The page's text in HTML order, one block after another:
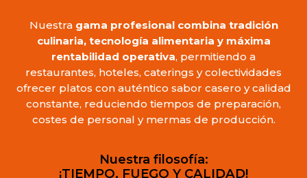
Nuestra gama profesional combina tradición
culinaria, tecnología alimentaria y máxima
rentabilidad operativa, permitiendo a
restaurantes, hoteles, caterings y colectividades
ofrecer platos con auténtico sabor casero y calidad
constante, reduciendo tiempos de preparación,
costes de personal y mermas de producción.
Nuestra filosofía:
¡TIEMPO, FUEGO Y CALIDAD!